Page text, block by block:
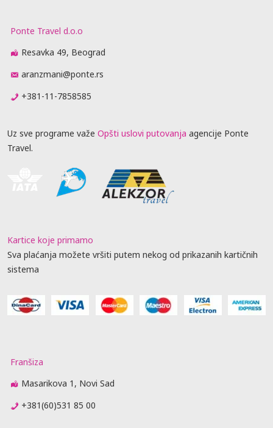
Ponte Travel d.o.o
Resavka 49, Beograd
aranzmani@ponte.rs
+381-11-7858585
Uz sve programe važe Opšti uslovi putovanja agencije Ponte
Travel.
Kartice koje primamo
Sva plaćanja možete vršiti putem nekog od prikazanih kartičnih
sistema
Franšiza
Masarikova 1, Novi Sad
+381(60)531 85 00